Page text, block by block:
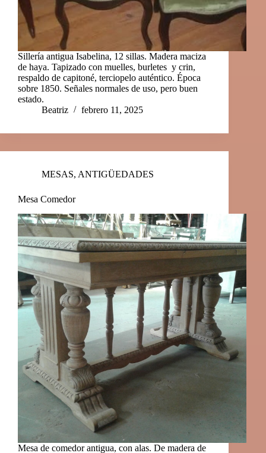
Sillería antigua Isabelina, 12 sillas. Madera maciza
de haya. Tapizado con muelles, burletes y crin,
respaldo de capitoné, terciopelo auténtico. Época
sobre 1850. Señales normales de uso, pero buen
estado.
Beatriz
febrero 11, 2025
MESAS, ANTIGÜEDADES
Mesa Comedor
Mesa de comedor antigua, con alas. De madera de